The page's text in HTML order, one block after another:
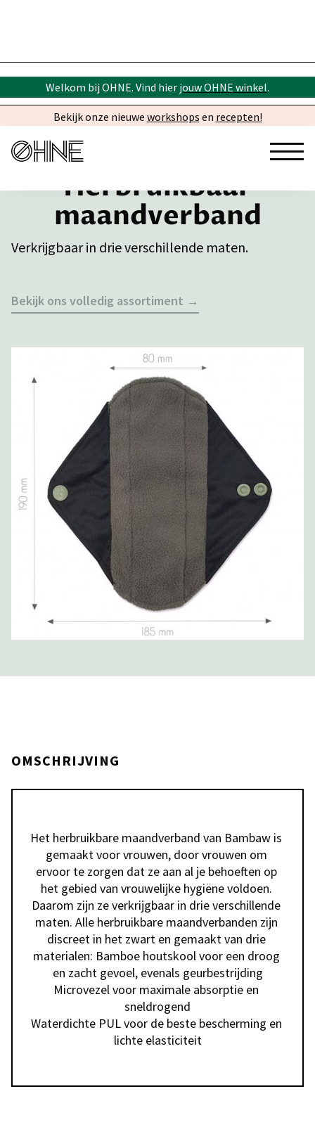
Welkom bij OHNE. Vind hier jouw OHNE winkel.
Bekijk onze nieuwe workshops en recepten!
Herbruikbaar
maandverband
Verkrijgbaar in drie verschillende maten.
Bekijk ons volledig assortiment →
OMSCHRIJVING
Het herbruikbare maandverband van Bambaw is
gemaakt voor vrouwen, door vrouwen om
ervoor te zorgen dat ze aan al je behoeften op
het gebied van vrouwelijke hygiëne voldoen.
Daarom zijn ze verkrijgbaar in drie verschillende
maten. Alle herbruikbare maandverbanden zijn
discreet in het zwart en gemaakt van drie
materialen: Bamboe houtskool voor een droog
en zacht gevoel, evenals geurbestrijding
Microvezel voor maximale absorptie en
sneldrogend
Waterdichte PUL voor de beste bescherming en
lichte elasticiteit